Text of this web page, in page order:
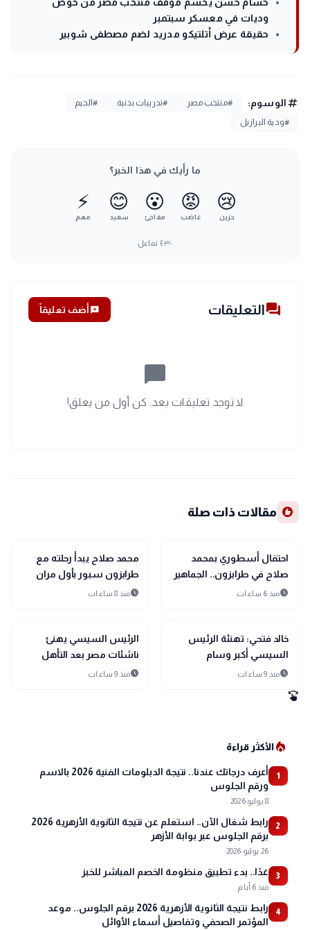
وديات في معسكر سبتمبر
حقيقة عرض أتلتيكو مدريد لضم مصطفى شوبير
tagالوسوم: #منتخب مصر #تدريبات بدنية
#الجيم
#ودية البرازيل
ما رأيك في هذا الخبر؟
😢
حزين
😡
غاضب
😮
مفاجئ
😊
سعيد
⚡
مهم
٤٣٠ تفاعل
forumالتعليقات add_commentأضف تعليقاً
chat_bubble_outline
لا توجد تعليقات بعد. كن أول من يعلق!
recommend مقالات ذات صلة
sports_soccer
رياضة
احتفال أسطوري بمحمد
صلاح في طرابزون.. الجماهير
التركية تهتف باسم الفرعون
scheduleمنذ 6 ساعات
sports_soccer
محمد صلاح يبدأ رحلته مع
طرابزون سبور بأول مران
استعدادًا لانطلاق الدوري
scheduleمنذ 8 ساعات
sports_soccer
رياضة
خالد فتحي: تهنئة الرئيس
السيسي أكبر وسام
لناشئات اليد ودافع لمواصلة
scheduleمنذ 9 ساعات
sports_soccer
رياضة
الرئيس السيسي يهنئ
ناشئات مصر بعد التأهل
التاريخي إلى نصف نهائي
scheduleمنذ 9 ساعات
swipe
local_fire_departmentالأكثر قراءة
1
أعرف درجاتك عندنا.. نتيجة الدبلومات الفنية 2026 بالاسم
ورقم الجلوس
8 يوليو 2026
2
رابط شغال الآن.. استعلم عن نتيجة الثانوية الأزهرية 2026
برقم الجلوس عبر بوابة الأزهر
26 يوليو 2026
3 غدًا.. بدء تطبيق منظومة الخصم المباشر للخبز
منذ 6 أيام
4
رابط نتيجة الثانوية الأزهرية 2026 برقم الجلوس.. موعد
المؤتمر الصحفي وتفاصيل أسماء الأوائل